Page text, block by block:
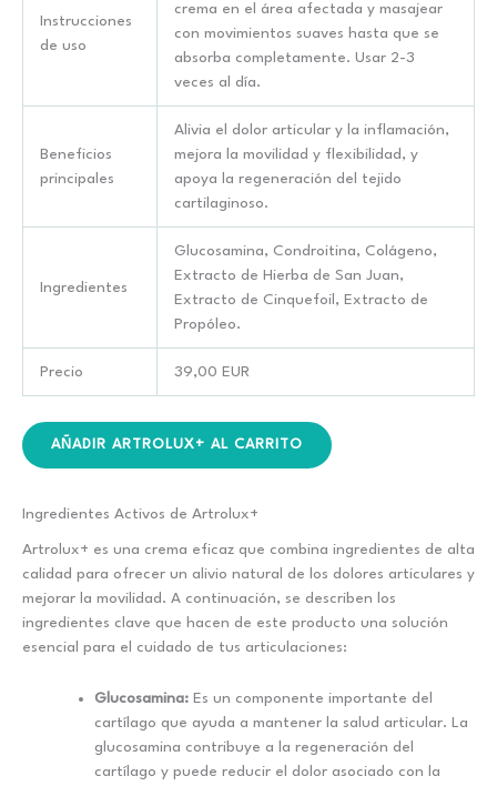
Instrucciones
de uso
crema en el área afectada y masajear
con movimientos suaves hasta que se
absorba completamente. Usar 2-3
veces al día.
Beneficios
principales
Alivia el dolor articular y la inflamación,
mejora la movilidad y flexibilidad, y
apoya la regeneración del tejido
cartilaginoso.
Ingredientes
Glucosamina, Condroitina, Colágeno,
Extracto de Hierba de San Juan,
Extracto de Cinquefoil, Extracto de
Propóleo.
Precio 39,00 EUR
AÑADIR ARTROLUX+ AL CARRITO
Ingredientes Activos de Artrolux+
Artrolux+ es una crema eficaz que combina ingredientes de alta
calidad para ofrecer un alivio natural de los dolores articulares y
mejorar la movilidad. A continuación, se describen los
ingredientes clave que hacen de este producto una solución
esencial para el cuidado de tus articulaciones:
Glucosamina: Es un componente importante del
cartílago que ayuda a mantener la salud articular. La
glucosamina contribuye a la regeneración del
cartílago y puede reducir el dolor asociado con la